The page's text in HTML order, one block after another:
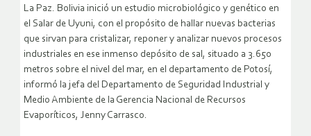
La Paz. Bolivia inició un estudio microbiológico y genético en
el Salar de Uyuni, con el propósito de hallar nuevas bacterias
que sirvan para cristalizar, reponer y analizar nuevos procesos
industriales en ese inmenso depósito de sal, situado a 3.650
metros sobre el nivel del mar, en el departamento de Potosí,
informó la jefa del Departamento de Seguridad Industrial y
Medio Ambiente de la Gerencia Nacional de Recursos
Evaporíticos, Jenny Carrasco.